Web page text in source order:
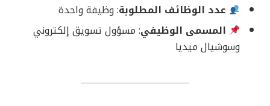
عدد الوظائف المطلوبة: وظيفة واحدة
المسمى الوظيفي: مسؤول تسويق إلكتروني
وسوشيال ميديا